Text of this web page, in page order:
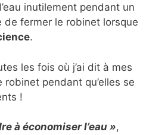
inutilement pendant un
de fermer le robinet lorsque
.
les fois où j’ai dit à mes
pendant qu’elles se
!
à économiser l’eau »,